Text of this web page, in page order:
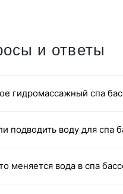
и ответы
гидромассажный спа
подводить воду для спа
меняется вода в спа